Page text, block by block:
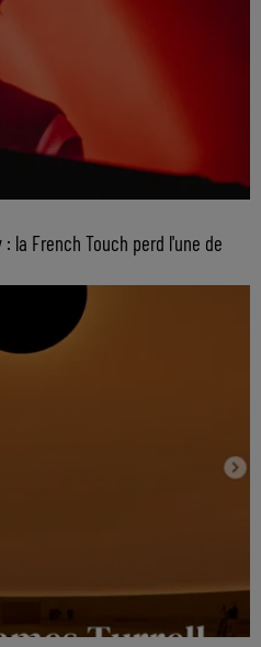
: la French Touch perd l'une de